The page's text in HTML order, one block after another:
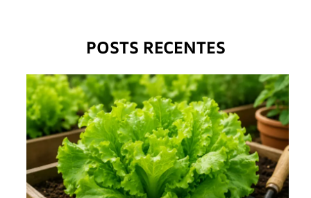
POSTS RECENTES